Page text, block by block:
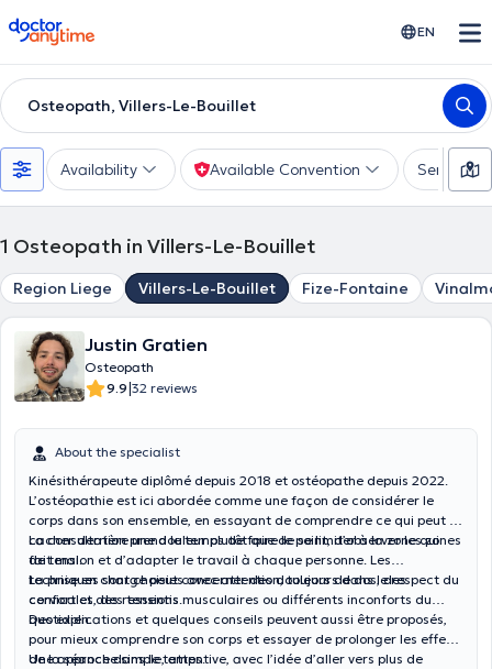
doctoranytime EN
Osteopath, Villers-Le-Bouillet
Availability Available Convention Services
1 Osteopath in Villers-Le-Bouillet
Region Liege Villers-Le-Bouillet Fize-Fontaine
Justin Gratien
Osteopath
9.9|32 reviews
About the specialist
Kinésithérapeute diplômé depuis 2018 et ostéopathe depuis 2022.
L’ostéopathie est ici abordée comme une façon de considérer le
corps dans son ensemble, en essayant de comprendre ce qui peut se
cacher derrière une douleur plutôt que de se limiter à la zone qui
fait mal.
La consultation prend le temps de faire le point, d’observer les zones
de tension et d’adapter le travail à chaque personne. Les
techniques sont choisies avec attention, toujours dans le respect du
confort et des ressentis.
La prise en charge peut concerner des douleurs de dos, des
cervicales, des tensions musculaires ou différents inconforts du
quotidien.
Des explications et quelques conseils peuvent aussi être proposés,
pour mieux comprendre son corps et essayer de prolonger les effets
de la séance dans le temps.
Une approche simple, attentive, avec l’idée d’aller vers plus de